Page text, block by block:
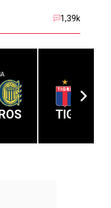
1,39k
TIG